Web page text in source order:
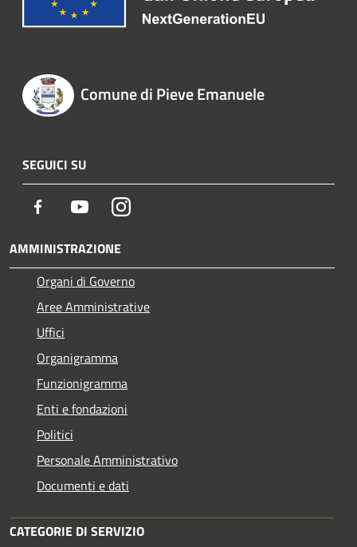
Comune di Pieve Emanuele
SEGUICI SU
Facebook YoutubeInstagram
AMMINISTRAZIONE
Organi di Governo
Aree Amministrative
Uffici
Organigramma
Funzionigramma
Enti e fondazioni
Politici
Personale Amministrativo
Documenti e dati
CATEGORIE DI SERVIZIO